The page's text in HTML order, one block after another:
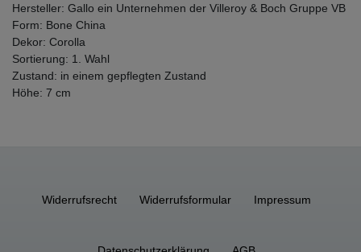
Hersteller: Gallo ein Unternehmen der Villeroy & Boch Gruppe VB
Form: Bone China
Dekor: Corolla
Sortierung: 1. Wahl
Zustand: in einem gepflegten Zustand
Höhe: 7 cm
Widerrufs­recht Widerrufs­formular Impressum